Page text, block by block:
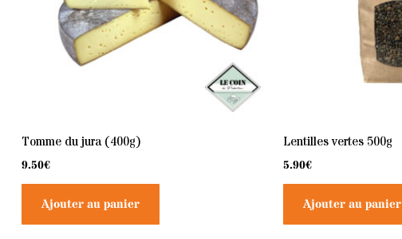
Tomme du jura (400g)
9.50€
Ajouter au panier
Lentilles vertes 500g
5.90€
Ajouter au panier